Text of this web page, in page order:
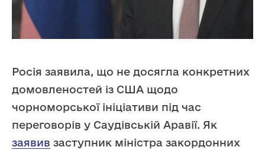
Росія заявила, що не досягла конкретних
домовленостей із США щодо
чорноморської ініціативи під час
переговорів у Саудівській Аравії. Як
заявив заступник міністра закордонних